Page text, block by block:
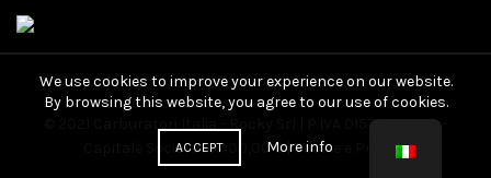
© 2021 Carburatori Italia - Rocky Srl | P.IVA 01571080389 -
Capitale Sociale: 10.400,00 € |Cookie Privacy
We use cookies to improve your experience on our website.
By browsing this website, you agree to our use of cookies.
ACCEPT More info